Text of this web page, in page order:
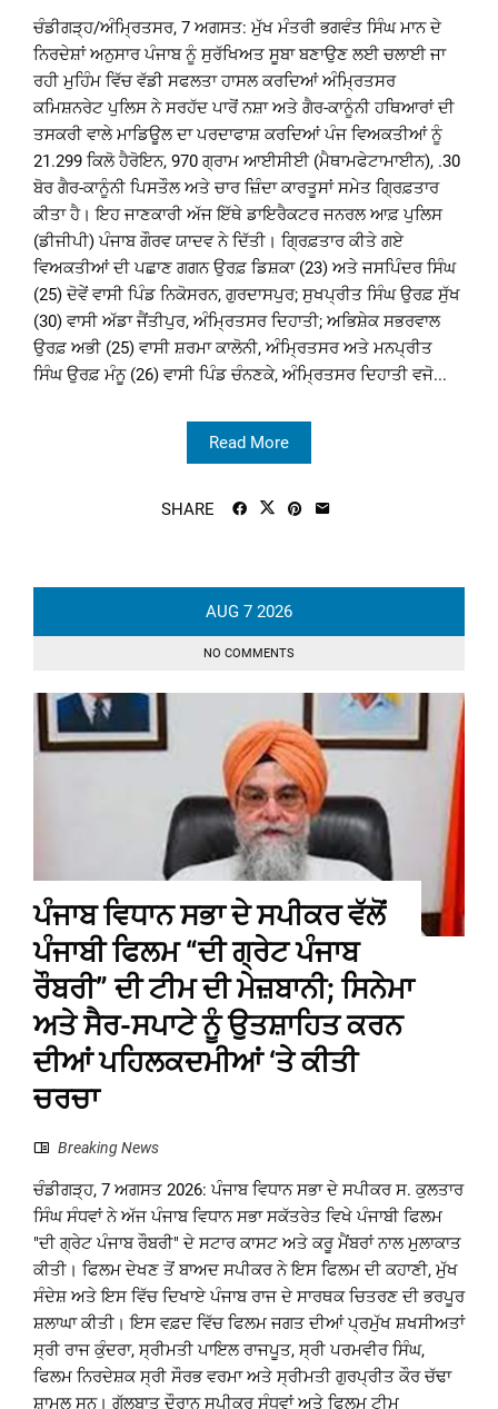
ਚੰਡੀਗੜ੍ਹ/ਅੰਮ੍ਰਿਤਸਰ, 7 ਅਗਸਤ: ਮੁੱਖ ਮੰਤਰੀ ਭਗਵੰਤ ਸਿੰਘ ਮਾਨ ਦੇ
ਨਿਰਦੇਸ਼ਾਂ ਅਨੁਸਾਰ ਪੰਜਾਬ ਨੂੰ ਸੁਰੱਖਿਅਤ ਸੂਬਾ ਬਣਾਉਣ ਲਈ ਚਲਾਈ ਜਾ
ਰਹੀ ਮੁਹਿੰਮ ਵਿੱਚ ਵੱਡੀ ਸਫਲਤਾ ਹਾਸਲ ਕਰਦਿਆਂ ਅੰਮ੍ਰਿਤਸਰ
ਕਮਿਸ਼ਨਰੇਟ ਪੁਲਿਸ ਨੇ ਸਰਹੱਦ ਪਾਰੋਂ ਨਸ਼ਾ ਅਤੇ ਗੈਰ-ਕਾਨੂੰਨੀ ਹਥਿਆਰਾਂ ਦੀ
ਤਸਕਰੀ ਵਾਲੇ ਮਾਡਿਊਲ ਦਾ ਪਰਦਾਫਾਸ਼ ਕਰਦਿਆਂ ਪੰਜ ਵਿਅਕਤੀਆਂ ਨੂੰ
21.299 ਕਿਲੋ ਹੈਰੋਇਨ, 970 ਗ੍ਰਾਮ ਆਈਸੀਈ (ਮੈਥਾਮਫੇਟਾਮਾਈਨ), .30
ਬੋਰ ਗੈਰ-ਕਾਨੂੰਨੀ ਪਿਸਤੌਲ ਅਤੇ ਚਾਰ ਜ਼ਿੰਦਾ ਕਾਰਤੂਸਾਂ ਸਮੇਤ ਗ੍ਰਿਫ਼ਤਾਰ
ਕੀਤਾ ਹੈ। ਇਹ ਜਾਣਕਾਰੀ ਅੱਜ ਇੱਥੇ ਡਾਇਰੈਕਟਰ ਜਨਰਲ ਆਫ਼ ਪੁਲਿਸ
(ਡੀਜੀਪੀ) ਪੰਜਾਬ ਗੌਰਵ ਯਾਦਵ ਨੇ ਦਿੱਤੀ। ਗ੍ਰਿਫ਼ਤਾਰ ਕੀਤੇ ਗਏ
ਵਿਅਕਤੀਆਂ ਦੀ ਪਛਾਣ ਗਗਨ ਉਰਫ਼ ਡਿਸ਼ਕਾ (23) ਅਤੇ ਜਸਪਿੰਦਰ ਸਿੰਘ
(25) ਦੋਵੇਂ ਵਾਸੀ ਪਿੰਡ ਨਿਕੋਸਰਨ, ਗੁਰਦਾਸਪੁਰ; ਸੁਖਪ੍ਰੀਤ ਸਿੰਘ ਉਰਫ਼ ਸੁੱਖ
(30) ਵਾਸੀ ਅੱਡਾ ਜੈਂਤੀਪੁਰ, ਅੰਮ੍ਰਿਤਸਰ ਦਿਹਾਤੀ; ਅਭਿਸ਼ੇਕ ਸਭਰਵਾਲ
ਉਰਫ਼ ਅਭੀ (25) ਵਾਸੀ ਸ਼ਰਮਾ ਕਾਲੋਨੀ, ਅੰਮ੍ਰਿਤਸਰ ਅਤੇ ਮਨਪ੍ਰੀਤ
ਸਿੰਘ ਉਰਫ਼ ਮੰਨੂ (26) ਵਾਸੀ ਪਿੰਡ ਚੰਨਣਕੇ, ਅੰਮ੍ਰਿਤਸਰ ਦਿਹਾਤੀ ਵਜੋ...
Read More
SHARE
AUG 7 2026
NO COMMENTS
ਪੰਜਾਬ ਵਿਧਾਨ ਸਭਾ ਦੇ ਸਪੀਕਰ ਵੱਲੋਂ
ਪੰਜਾਬੀ ਫਿਲਮ “ਦੀ ਗ੍ਰੇਟ ਪੰਜਾਬ
ਰੌਬਰੀ” ਦੀ ਟੀਮ ਦੀ ਮੇਜ਼ਬਾਨੀ; ਸਿਨੇਮਾ
ਅਤੇ ਸੈਰ-ਸਪਾਟੇ ਨੂੰ ਉਤਸ਼ਾਹਿਤ ਕਰਨ
ਦੀਆਂ ਪਹਿਲਕਦਮੀਆਂ ‘ਤੇ ਕੀਤੀ
ਚਰਚਾ
Breaking News
ਚੰਡੀਗੜ੍ਹ, 7 ਅਗਸਤ 2026: ਪੰਜਾਬ ਵਿਧਾਨ ਸਭਾ ਦੇ ਸਪੀਕਰ ਸ. ਕੁਲਤਾਰ
ਸਿੰਘ ਸੰਧਵਾਂ ਨੇ ਅੱਜ ਪੰਜਾਬ ਵਿਧਾਨ ਸਭਾ ਸਕੱਤਰੇਤ ਵਿਖੇ ਪੰਜਾਬੀ ਫਿਲਮ
"ਦੀ ਗ੍ਰੇਟ ਪੰਜਾਬ ਰੌਬਰੀ" ਦੇ ਸਟਾਰ ਕਾਸਟ ਅਤੇ ਕਰੂ ਮੈਂਬਰਾਂ ਨਾਲ ਮੁਲਾਕਾਤ
ਕੀਤੀ। ਫਿਲਮ ਦੇਖਣ ਤੋਂ ਬਾਅਦ ਸਪੀਕਰ ਨੇ ਇਸ ਫਿਲਮ ਦੀ ਕਹਾਣੀ, ਮੁੱਖ
ਸੰਦੇਸ਼ ਅਤੇ ਇਸ ਵਿੱਚ ਦਿਖਾਏ ਪੰਜਾਬ ਰਾਜ ਦੇ ਸਾਰਥਕ ਚਿਤਰਣ ਦੀ ਭਰਪੂਰ
ਸ਼ਲਾਘਾ ਕੀਤੀ। ਇਸ ਵਫ਼ਦ ਵਿੱਚ ਫਿਲਮ ਜਗਤ ਦੀਆਂ ਪ੍ਰਮੁੱਖ ਸ਼ਖਸੀਅਤਾਂ
ਸ੍ਰੀ ਰਾਜ ਕੁੰਦਰਾ, ਸ੍ਰੀਮਤੀ ਪਾਇਲ ਰਾਜਪੂਤ, ਸ੍ਰੀ ਪਰਮਵੀਰ ਸਿੰਘ,
ਫਿਲਮ ਨਿਰਦੇਸ਼ਕ ਸ੍ਰੀ ਸੌਰਭ ਵਰਮਾ ਅਤੇ ਸ੍ਰੀਮਤੀ ਗੁਰਪ੍ਰੀਤ ਕੌਰ ਚੱਢਾ
ਸ਼ਾਮਲ ਸਨ। ਗੱਲਬਾਤ ਦੌਰਾਨ ਸਪੀਕਰ ਸੰਧਵਾਂ ਅਤੇ ਫਿਲਮ ਟੀਮ